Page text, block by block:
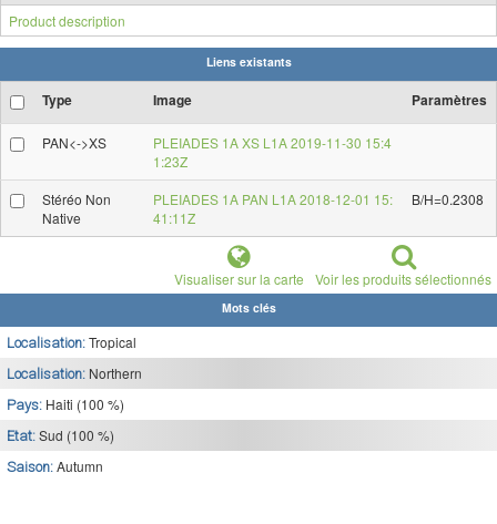
Product description
Liens existants
Type Image Paramètres
PAN<->XS
PLEIADES 1A XS L1A 2019-11-30 15:4
1:23Z
Stéréo Non
Native
PLEIADES 1A PAN L1A 2018-12-01 15:
41:11Z
B/H=0.2308
Visualiser sur la carte Voir les produits sélectionnés
Mots clés
Localisation: Tropical
Localisation: Northern
Pays: Haiti (100 %)
Etat: Sud (100 %)
Saison: Autumn